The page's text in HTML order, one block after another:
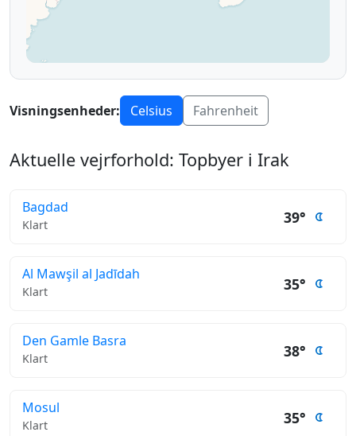
Visningsenheder: Celsius Fahrenheit
Aktuelle vejrforhold: Topbyer i Irak
Bagdad
Klart 39°
Al Mawşil al Jadīdah
Klart 35°
Den Gamle Basra
Klart 38°
Mosul
Klart 35°